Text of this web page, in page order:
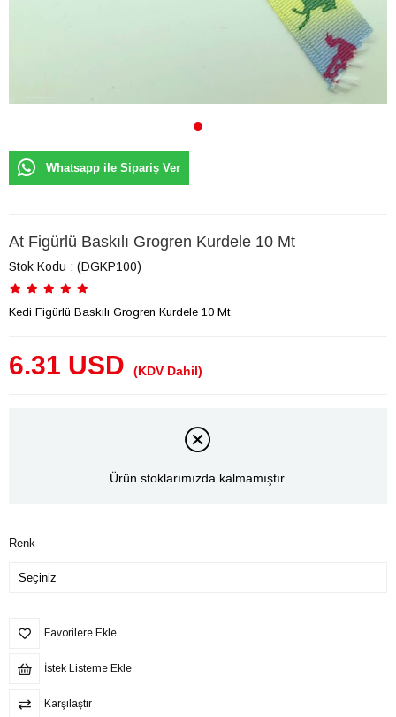
Whatsapp ile Sipariş Ver
At Figürlü Baskılı Grogren Kurdele 10 Mt
Stok Kodu (DGKP100)
Kedi Figürlü Baskılı Grogren Kurdele 10 Mt
6.31 USD (KDV Dahil)
Ürün stoklarımızda kalmamıştır.
Renk
Favorilere Ekle
İstek Listeme Ekle
Karşılaştır